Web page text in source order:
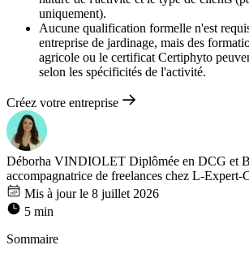
uniquement).
Aucune qualification formelle n'est
entreprise de jardinage, mais des
agricole ou le certificat Certiphyto
selon les spécificités de l'activité.
Créez votre entreprise
Déborha VINDIOLET Diplômée en DCG et
accompagnatrice de freelances chez L-Expert-
Mis à jour le 8 juillet 2026
5 min
Sommaire